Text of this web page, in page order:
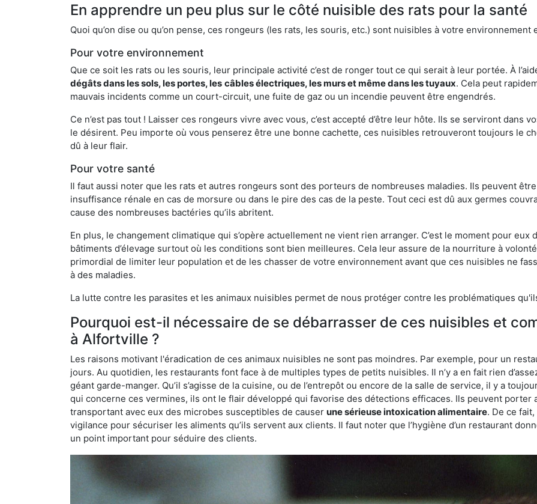
En apprendre un peu plus sur le côté nuisible des rats pour la santé
Quoi qu’on dise ou qu’on pense, ces rongeurs (les rats, les souris, etc.) sont nuisibles à votre environnement
Pour votre environnement
Que ce soit les rats ou les souris, leur principale activité c’est de ronger tout ce qui serait à leur portée. À
dégâts dans les sols, les portes, les câbles électriques, les murs et même dans les tuyaux. Cela peut
mauvais incidents comme un court-circuit, une fuite de gaz ou un incendie peuvent être engendrés.
Ce n’est pas tout ! Laisser ces rongeurs vivre avec vous, c’est accepté d’être leur hôte. Ils se serviront dans
le désirent. Peu importe où vous penserez être une bonne cachette, ces nuisibles retrouveront toujours le
dû à leur flair.
Pour votre santé
Il faut aussi noter que les rats et autres rongeurs sont des porteurs de nombreuses maladies. Ils peuvent
insuffisance rénale en cas de morsure ou dans le pire des cas de la peste. Tout ceci est dû aux germes
cause des nombreuses bactéries qu’ils abritent.
En plus, le changement climatique qui s’opère actuellement ne vient rien arranger. C’est le moment pour
bâtiments d’élevage surtout où les conditions sont bien meilleures. Cela leur assure de la nourriture à
primordial de limiter leur population et de les chasser de votre environnement avant que ces nuisibles ne
à des maladies.
La lutte contre les parasites et les animaux nuisibles permet de nous protéger contre les problématiques
Pourquoi est-il nécessaire de se débarrasser de ces nuisibles et
à Alfortville ?
Les raisons motivant l'éradication de ces animaux nuisibles ne sont pas moindres. Par exemple, pour un
jours. Au quotidien, les restaurants font face à de multiples types de petits nuisibles. Il n’y a en fait rien
géant garde-manger. Qu’il s’agisse de la cuisine, ou de l’entrepôt ou encore de la salle de service, il y a
qui concerne ces vermines, ils ont le flair développé qui favorise des détections efficaces. Ils peuvent porter
transportant avec eux des microbes susceptibles de causer une sérieuse intoxication alimentaire. De ce
vigilance pour sécuriser les aliments qu’ils servent aux clients. Il faut noter que l’hygiène d’un restaurant
un point important pour séduire des clients.